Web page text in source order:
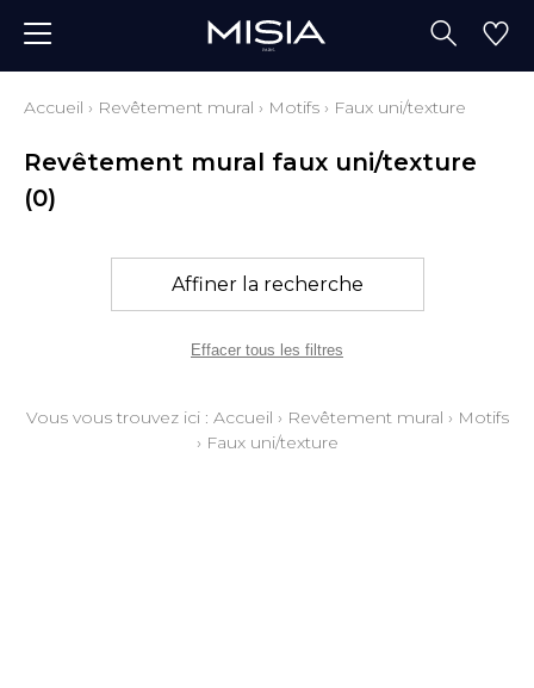
Accueil › Revêtement mural › Motifs › Faux uni/texture
Revêtement mural faux uni/texture
(0)
Affiner la recherche
Effacer tous les filtres
Vous vous trouvez ici : Accueil › Revêtement mural › Motifs
› Faux uni/texture